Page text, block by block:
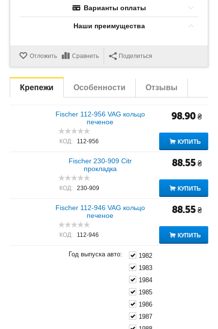
Варианты оплаты
Наши преимущества
Отложить Сравнить Поделиться
Крепежи Особенности Отзывы
Fischer 112-956 VAG кольцо
печеное
КОД: 112-956
98.90 ₴
КУПИТЬ
Fischer 230-909 Citr
прокладка
КОД: 230-909
88.55 ₴
КУПИТЬ
Fischer 112-946 VAG кольцо
печеное
КОД: 112-946
88.55 ₴
КУПИТЬ
Год выпуска авто:
1982
1983
1984
1985
1986
1987